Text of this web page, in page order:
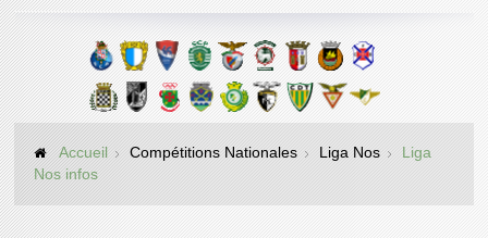
Accueil Compétitions Nationales Liga Nos
Liga
Nos infos